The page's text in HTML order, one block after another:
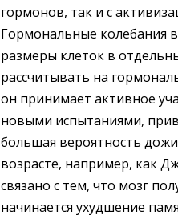
гормонов, так и с
Гормональные колебания
размеры клеток в
рассчитывать на
он принимает активное
новыми испытаниями,
большая вероятность
возрасте, например, как
связано с тем, что мозг
начинается ухудшение